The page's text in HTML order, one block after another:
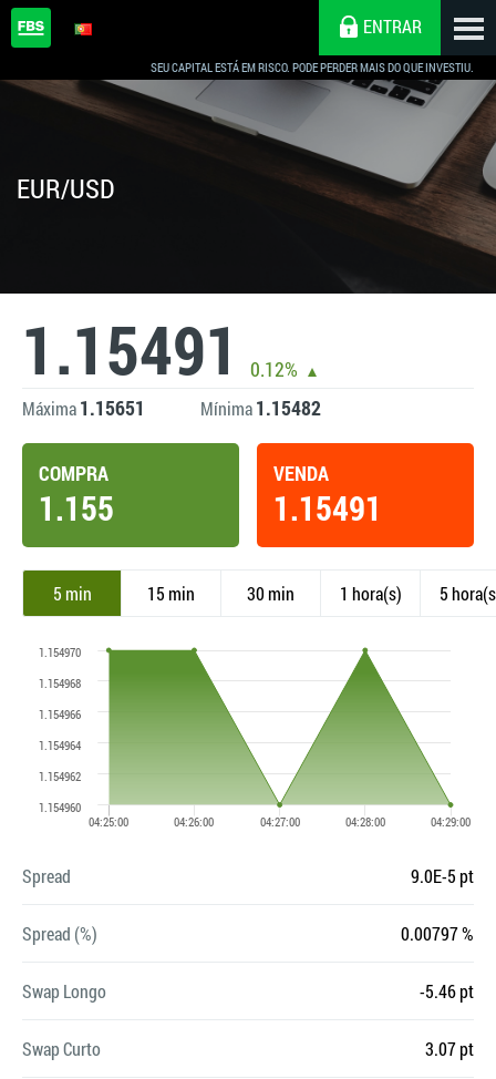
SEU CAPITAL ESTÁ EM RISCO. PODE PERDER MAIS DO QUE INVESTIU.
ENTRAR
EUR/USD
1.15491 0.12%
Máxima1.15651 Mínima1.15482
COMPRA
1.155
VENDA
1.15491
5 min 15 min 30 min 1 hora(s) 5
Spread 9.0E-5 pt
Spread (%) 0.00797 %
Swap Longo -5.46 pt
Swap Curto 3.07 pt